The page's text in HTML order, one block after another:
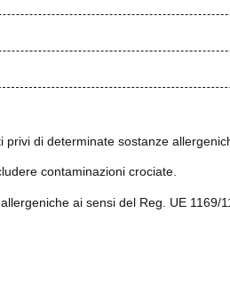
di determinate sostanze
contaminazioni crociate.
ai sensi del Reg. UE 1169/